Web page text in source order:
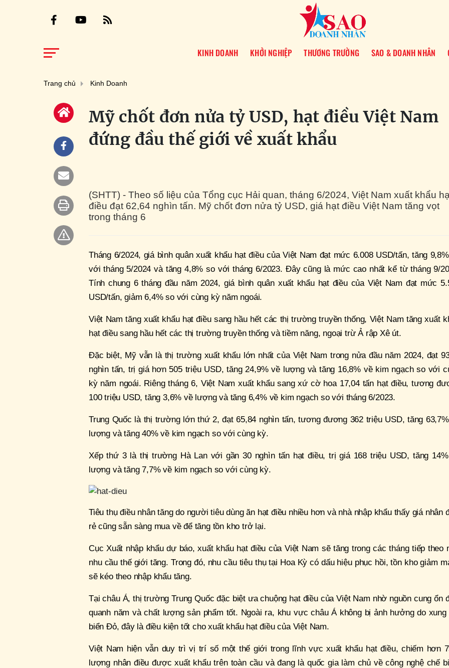
KINH DOANH KHỞI NGHIỆP THƯƠNG TRƯỜNG SAO & DOANH NHÂN
Trang chủ Kinh Doanh
Mỹ chốt đơn nửa tỷ USD, hạt điều Việt Nam
đứng đầu thế giới về xuất khẩu
(SHTT) - Theo số liệu của Tổng cục Hải quan, tháng 6/2024, Việt Nam xuất khẩu
điều đạt 62,64 nghìn tấn. Mỹ chốt đơn nửa tỷ USD, giá hạt điều Việt Nam tăng vọt
trong tháng 6
Tháng 6/2024, giá bình quân xuất khẩu hạt điều của Việt Nam đạt mức 6.008 USD/tấn, tăng
với tháng 5/2024 và tăng 4,8% so với tháng 6/2023. Đây cũng là mức cao nhất kể từ tháng 9/
Tính chung 6 tháng đầu năm 2024, giá bình quân xuất khẩu hạt điều của Việt Nam đạt mức
USD/tấn, giảm 6,4% so với cùng kỳ năm ngoái.
Việt Nam tăng xuất khẩu hạt điều sang hầu hết các thị trường truyền thống, Việt Nam tăng xuất
hạt điều sang hầu hết các thị trường truyền thống và tiềm năng, ngoại trừ Ả rập Xê út.
Đặc biệt, Mỹ vẫn là thị trường xuất khẩu lớn nhất của Việt Nam trong nửa đầu năm 2024, đạt
nghìn tấn, trị giá hơn 505 triệu USD, tăng 24,9% về lượng và tăng 16,8% về kim ngạch so với
kỳ năm ngoái. Riêng tháng 6, Việt Nam xuất khẩu sang xứ cờ hoa 17,04 tấn hạt điều, tương
100 triệu USD, tăng 3,6% về lượng và tăng 6,4% về kim ngạch so với tháng 6/2023.
Trung Quốc là thị trường lớn thứ 2, đạt 65,84 nghìn tấn, tương đương 362 triệu USD, tăng
lượng và tăng 40% về kim ngạch so với cùng kỳ.
Xếp thứ 3 là thị trường Hà Lan với gần 30 nghìn tấn hạt điều, trị giá 168 triệu USD, tăng
lượng và tăng 7,7% về kim ngạch so với cùng kỳ.
Tiêu thụ điều nhân tăng do người tiêu dùng ăn hạt điều nhiều hơn và nhà nhập khẩu thấy giá nhân
rẻ cũng sẵn sàng mua về để tăng tồn kho trở lại.
Cục Xuất nhập khẩu dự báo, xuất khẩu hạt điều của Việt Nam sẽ tăng trong các tháng tiếp theo
nhu cầu thế giới tăng. Trong đó, nhu cầu tiêu thụ tại Hoa Kỳ có dấu hiệu phục hồi, tồn kho giảm
sẽ kéo theo nhập khẩu tăng.
Tại châu Á, thị trường Trung Quốc đặc biệt ưa chuộng hạt điều của Việt Nam nhờ nguồn cung ổn
quanh năm và chất lượng sản phẩm tốt. Ngoài ra, khu vực châu Á không bị ảnh hưởng do xung
biển Đỏ, đây là điều kiện tốt cho xuất khẩu hạt điều của Việt Nam.
Việt Nam hiện vẫn duy trì vị trí số một thế giới trong lĩnh vực xuất khẩu hạt điều, chiếm hơn
lượng nhân điều được xuất khẩu trên toàn cầu và đang là quốc gia làm chủ về công nghệ chế